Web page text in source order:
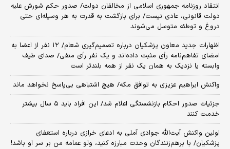
انتقاد روزنامه جمهوری اسلامی از مخالفان دولت/ صدور حکم شورش علیه
دولت قانونی، عادی نیست/ برای بازگشت به قدرت به هر وسیله‌ای حتی
دروغ و توطئه متوسل می‌شوند
اظهارات جدید معاون پزشکیان درباره تصمیم‌گیری شعام/ ۱۲ نفر از اعضا به
امضای تفاهم‌نامه رأی مثبت داده‌اند و یک نفر رأی منفی/ صدای طیف
وابسته یا نزدیک به همان یک نفر از همه بلندتر است
واکنش ابراهیم عزیزی به توافق مکه/ هیچ اشتباهی بی‌پاسخ نخواهد ماند
جزئیات صدور احکام بازنشستگی اعلام شد/ این افراد باید ۵ سال بیشتر
خدمت کنند
اولین واکنش آیت‌الله جوادی آملی به ادعای خرازی درباره استعفای
پزشکیان/ با برهم‌زنندگان وحدت مبارزه کنید، ولو عمامه من بر سر او باشد!